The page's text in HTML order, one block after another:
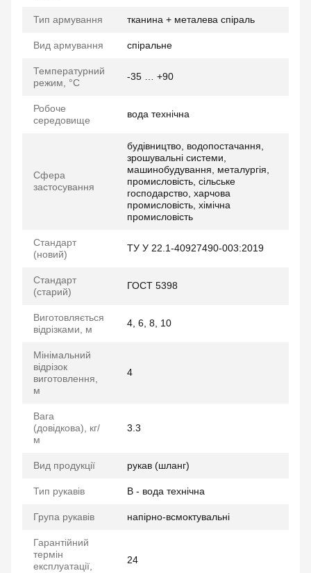
Тип армування тканина + металева спіраль
Вид армування спіральне
Температурний
режим, °C
-35 … +90
Робоче
середовище
вода технічна
Сфера
застосування
будівництво, водопостачання,
зрошувальні системи,
машинобудування, металургія,
промисловість, сільське
господарство, харчова
промисловість, хімічна
промисловість
Стандарт
(новий)
ТУ У 22.1-40927490-003:2019
Стандарт
(старий)
ГОСТ 5398
Виготовляється
відрізками, м
4, 6, 8, 10
Мінімальний
відрізок
виготовлення,
м
4
Вага
(довідкова), кг/
м
3.3
Вид продукції рукав (шланг)
Тип рукавів В - вода технічна
Група рукавів напірно-всмоктувальні
Гарантійний
термін
експлуатації,
24